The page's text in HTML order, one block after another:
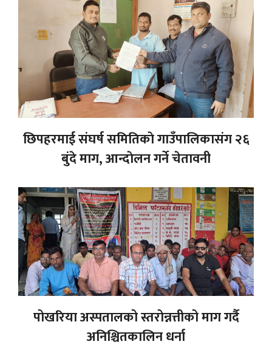
छिपहरमाई संघर्ष समितिकाे गाउँपालिकासंग २६
बुंदे माग, आन्दाेलन गर्ने चेतावनी
पोखरिया अस्पतालको स्तरोन्नत्तीको माग गर्दै
अनिश्चितकालिन धर्ना